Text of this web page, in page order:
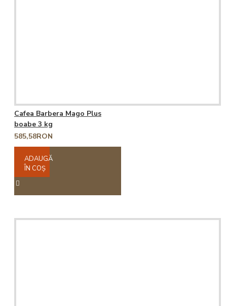
Cafea Barbera Mago Plus
boabe 3 kg
585,58RON
ADAUGĂ
ÎN COŞ